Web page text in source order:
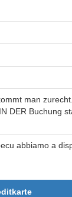
man
DER Buchung
abbiamo a